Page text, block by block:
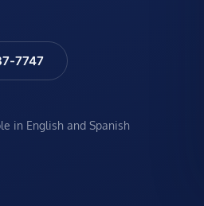
7747
in English and Spanish